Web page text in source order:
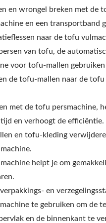
en wrongel breken met de
en een transportband
naar de tofu
van tofu, de
voor tofu-mallen
de tofu-mallen naar de
met de tofu persmachine,
en verhoogt de efficiëntie.
en tofu-kleding
helpt je om
en
te gebruiken om de
en de binnenkant te